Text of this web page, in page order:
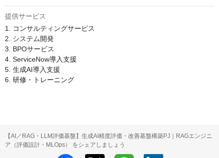
提供サービス
1. コンサルティングサービス
2. システム開発
3. BPOサービス
4. ServiceNow導入支援​
5. 生成AI導入支援​
6. 研修・トレーニング​
【AI／RAG・LLM評価基盤】生成AI精度評価・改善基盤構築PJ｜RAGエンジニ
ア（評価設計・MLOps） をシェアしましょう